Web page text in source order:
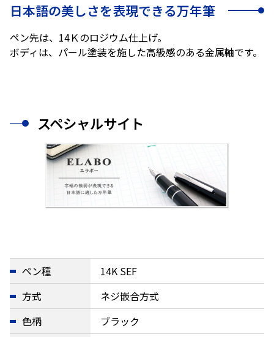
日本語の美しさを表現できる万年筆
ペン先は、14Ｋのロジウム仕上げ。
ボディは、パール塗装を施した高級感のある金属軸です。
スペシャルサイト
ペン種
14K SEF
方式
ネジ嵌合方式
色柄
ブラック